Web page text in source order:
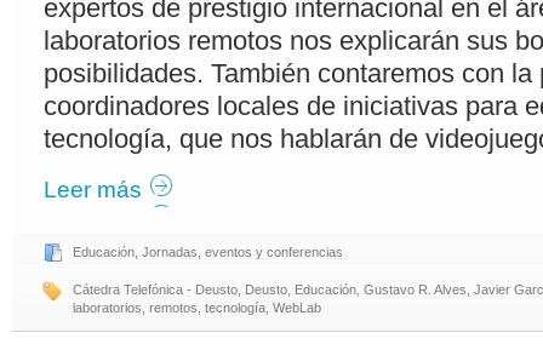
expertos de prestigio internacional en el
laboratorios remotos nos explicarán sus
posibilidades. También contaremos con la
coordinadores locales de iniciativas para
tecnología, que nos hablarán de
Leer más
Educación Jornadas, eventos y conferencias
Cátedra Telefónica - Deusto Deusto Educación Gustavo R. Alves Javier
laboratorios remotos tecnología WebLab